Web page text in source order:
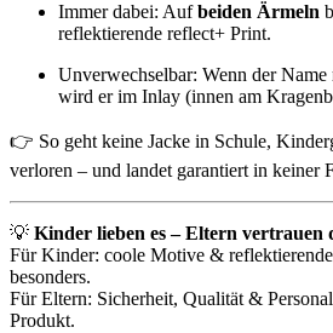
Immer dabei: Aufbeiden Ärmeln
reflektierende reflect+ Print.
Unverwechselbar: Wenn der
wird er im Inlay (innen am
👉 So geht keine Jacke in Schule,
verloren – und landet garantiert in keiner
💡 Kinder lieben es – Eltern vertrauen
Für Kinder: coole Motive &
besonders.
Für Eltern: Sicherheit, Qualität &
Produkt.